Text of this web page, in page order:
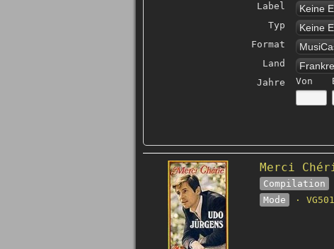
Label Keine
Typ Keine
Format
Land
Jahre Von
Merci
Compilation
Mode
·